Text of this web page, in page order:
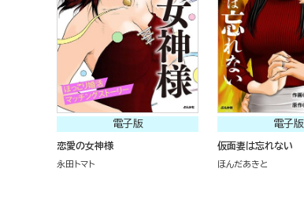
電子版
恋愛の女神様
永田トマト
電子版
仮面妻は忘れない
ほんだあきと